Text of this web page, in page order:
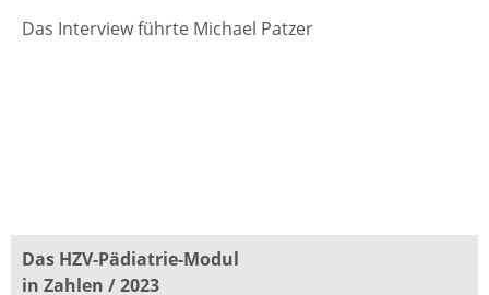
Das Interview führte Michael Patzer
Das HZV-Pädiatrie-Modul
in Zahlen / 2023